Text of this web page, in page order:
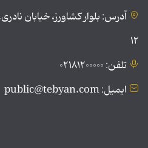
آدرس: بلوار کشاورز، خیابان
۱۲
تلفن: ۰۲۱۸۱۲۰۰۰۰۰
ایمیل: public@tebyan.com